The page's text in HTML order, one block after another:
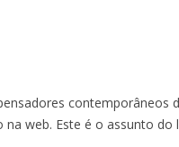
web. Este é o assunto do